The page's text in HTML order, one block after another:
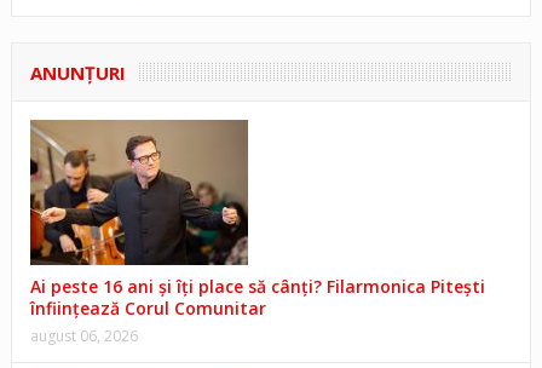
ANUNŢURI
Ai peste 16 ani și îți place să cânți? Filarmonica Pitești
înființează Corul Comunitar
august 06, 2026